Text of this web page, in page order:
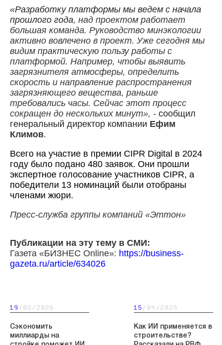
«Разработку платформы мы ведем с начала
прошлого года, над проектом работает
большая команда. Руководство минэкологии
активно вовлечено в проект. Уже сегодня мы
видим практическую пользу работы с
платформой. Например, чтобы выявить
загрязнителя атмосферы, определить
скорость и направление распространения
загрязняющего вещества, раньше
требовались часы. Сейчас этот процесс
сокращен до нескольких минут», - сообщил
генеральный директор компании Ефим
Климов.
Всего на участие в премии CIPR Digital в 2024
году было подано 480 заявок. Они прошли
экспертное голосование участников CIPR, а
победители 13 номинаций были отобраны
членами жюри.
Пресс-служба группы компаний «Эттон»
Публикации на эту тему в СМИ:
Газета «БИЗНЕС Online»: https://business-
gazeta.ru/article/634026
19 /05/2026
Сэкономить
миллиарды на
15 /04/2026
Как ИИ применяется в
строительстве?